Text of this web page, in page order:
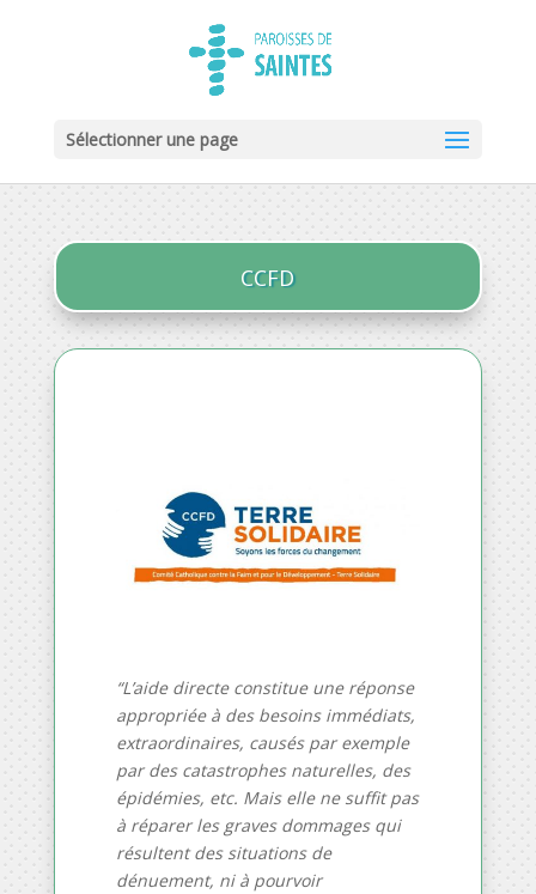
Sélectionner une page
CCFD
“L’aide directe constitue une réponse
appropriée à des besoins immédiats,
extraordinaires, causés par exemple
par des catastrophes naturelles, des
épidémies, etc. Mais elle ne suffit pas
à réparer les graves dommages qui
résultent des situations de
dénuement, ni à pourvoir